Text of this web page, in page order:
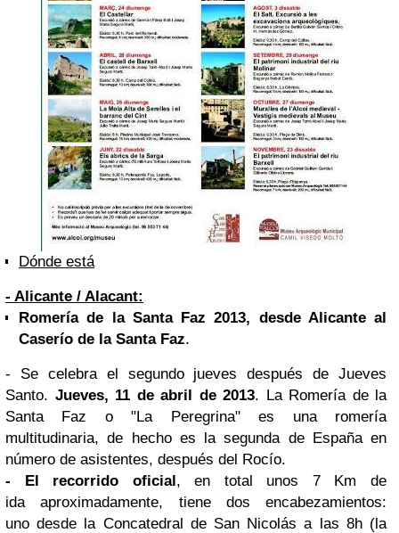
Dónde está
- Alicante / Alacant:
Romería de la Santa Faz 2013, desde Alicante al
Caserío de la Santa Faz.
- Se celebra el segundo jueves después de Jueves
Santo. Jueves, 11 de abril de 2013. La Romería de la
Santa Faz o "La Peregrina" es una romería
multitudinaria, de hecho es la segunda de España en
número de asistentes, después del Rocío.
- El recorrido oficial, en total unos 7 Km de
idaaproximadamente, tiene dos encabezamientos:
uno desde la Concatedral de San Nicolás a las 8h (la